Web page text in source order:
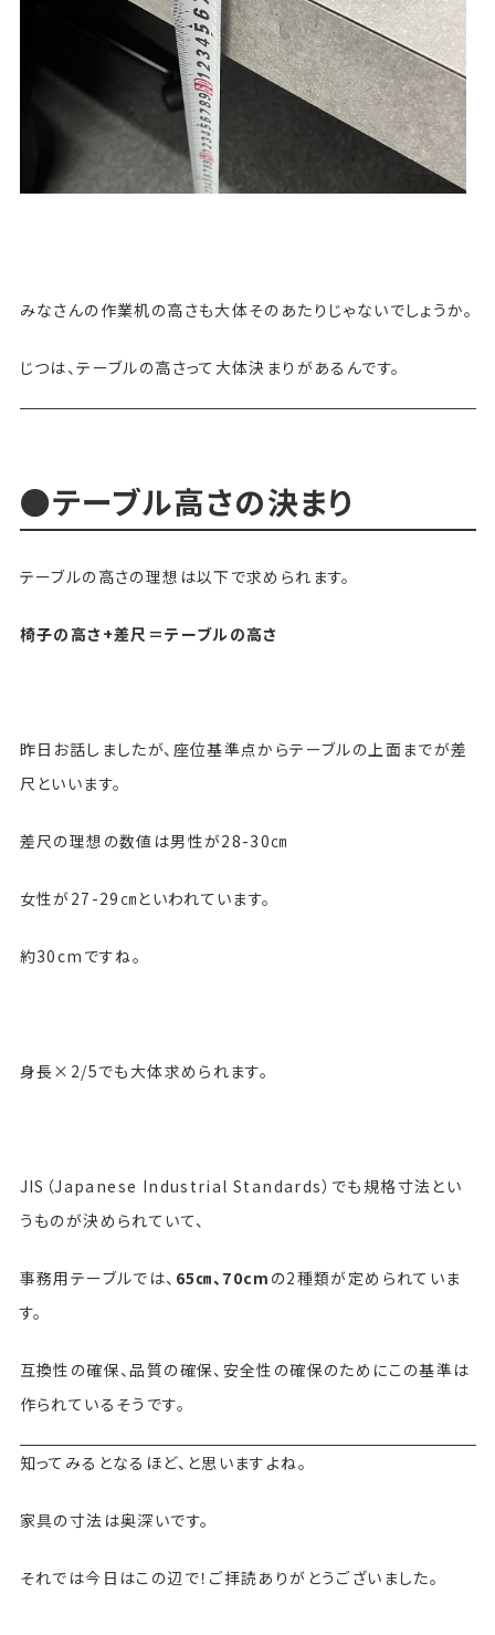
みなさんの作業机の高さも大体そのあたりじゃないでしょうか。
じつは、テーブルの高さって大体決まりがあるんです。
●テーブル高さの決まり
テーブルの高さの理想は以下で求められます。
椅子の高さ+差尺＝テーブルの高さ
昨日お話しましたが、座位基準点からテーブルの上面までが差
尺といいます。
差尺の理想の数値は男性が28-30㎝
女性が27-29㎝といわれています。
約30cmですね。
身長×2/5でも大体求められます。
JIS（Japanese Industrial Standards）でも規格寸法とい
うものが決められていて、
事務用テーブルでは、 65㎝、70cm の2種類が定められていま
す。
互換性の確保、品質の確保、安全性の確保のためにこの基準は
作られているそうです。
知ってみるとなるほど、と思いますよね。
家具の寸法は奥深いです。
それでは今日はこの辺で！ご拝読ありがとうございました。